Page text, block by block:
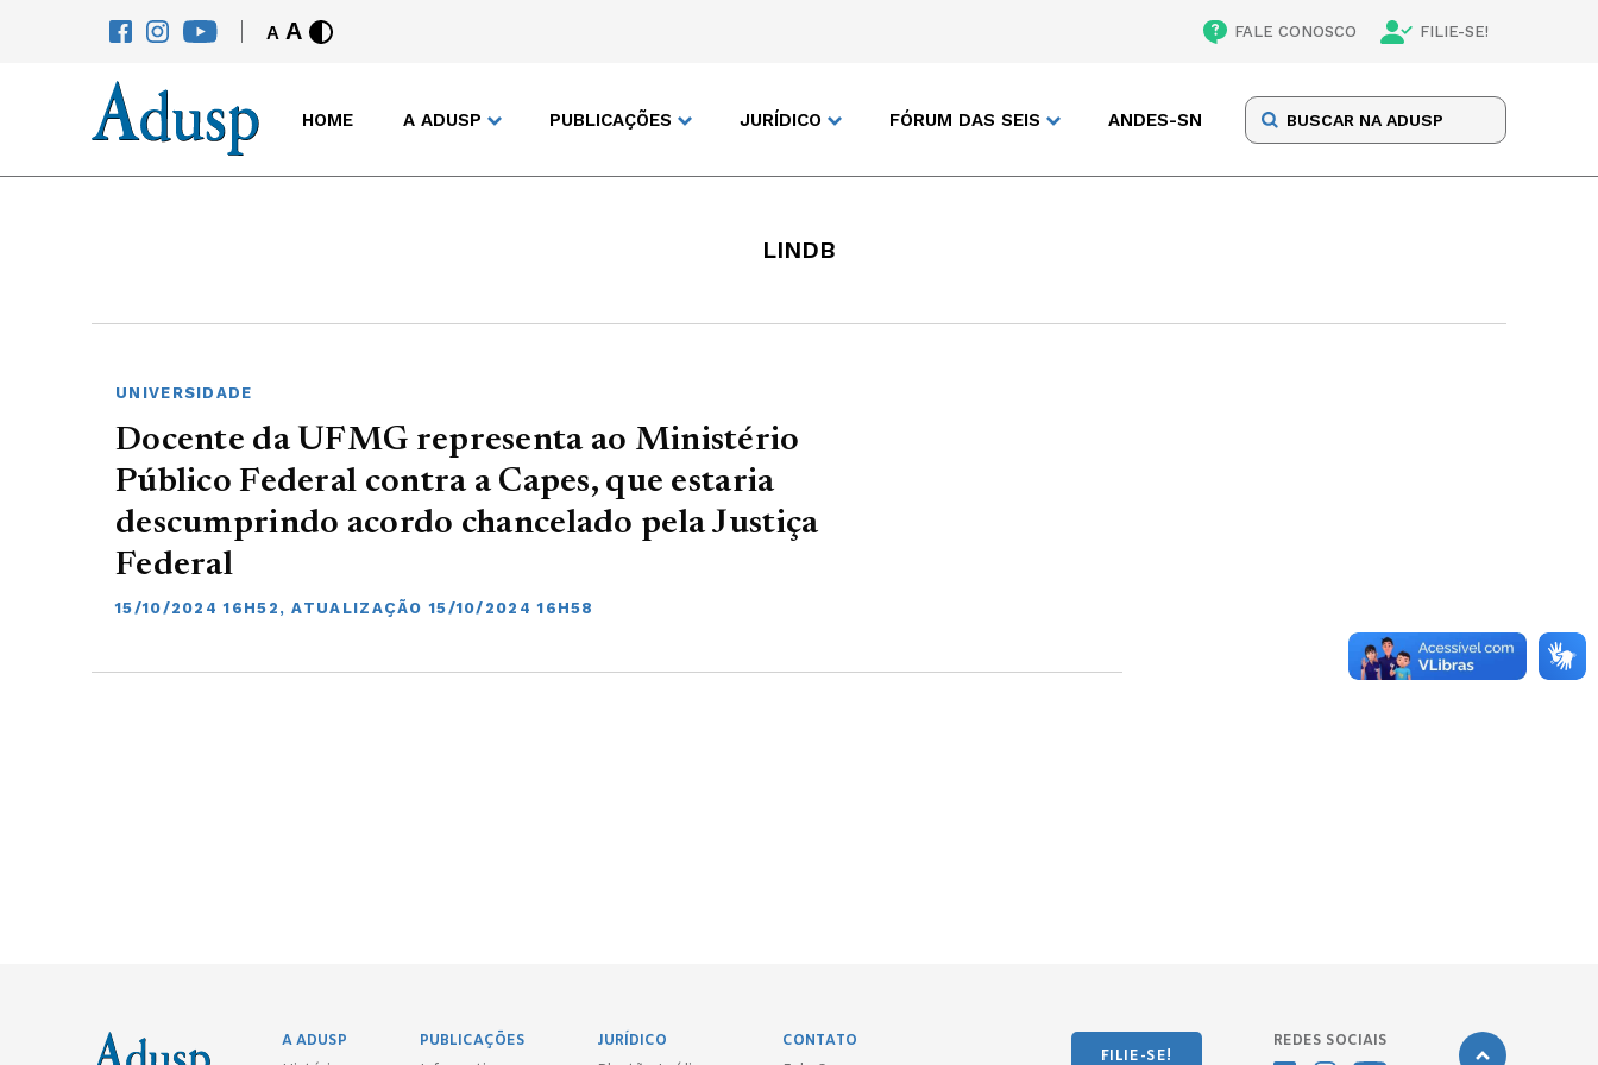
A A FALE CONOSCO FILIE-SE!
HOME A ADUSP PUBLICAÇÕES JURÍDICO FÓRUM DAS SEIS ANDES-SN
LINDB
UNIVERSIDADE
Docente da UFMG representa ao Ministério
Público Federal contra a Capes, que estaria
descumprindo acordo chancelado pela Justiça
Federal
15/10/2024 16H52, ATUALIZAÇÃO 15/10/2024 16H58
A ADUSP
PUBLICAÇÕES
JURÍDICO
CONTATO
FILIE-SE!
REDES SOCIAIS